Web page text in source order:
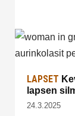
LAPSET
lapsen
24.3.2025